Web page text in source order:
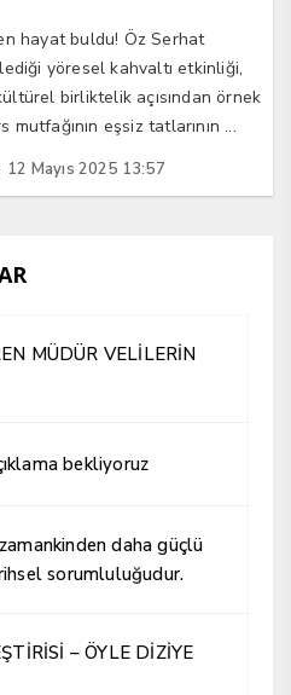
hayat buldu! Öz Serhat
yöresel kahvaltı etkinliği,
birliktelik açısından örnek
eşsiz tatlarının ...
12 Mayıs 2025 13:57
MÜDÜR VELİLERİN
bekliyoruz
daha güçlü
sorumluluğudur.
– ÖYLE DİZİYE